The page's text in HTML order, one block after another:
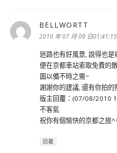
BELLWORTT
示:
2010 年 07 月 09 日01:41:15
迷路也有好風景, 說得也
便在京都車站索取免費的
圖以備不時之需~
謝謝你的建議, 還有你拍
版主回覆：(07/08/2010
不客氣
祝你有個愉快的京都之旅
回覆